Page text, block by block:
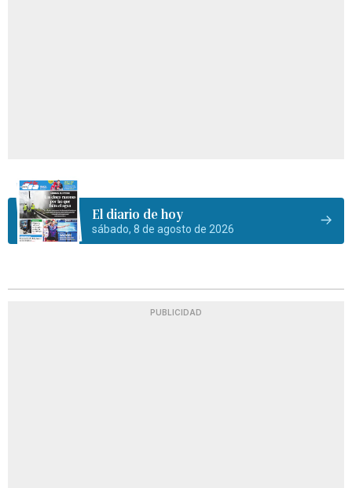
El diario de hoy
sábado, 8 de agosto de 2026
PUBLICIDAD